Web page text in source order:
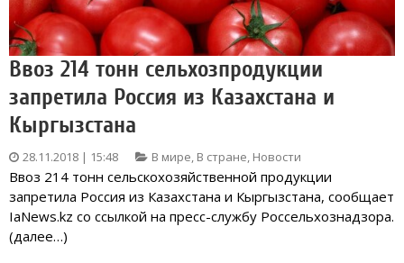
Ввоз 214 тонн сельхозпродукции
запретила Россия из Казахстана и
Кыргызстана
28.11.2018 | 15:48 В мире, В стране, Новости
Ввоз 214 тонн сельскохозяйственной продукции
запретила Россия из Казахстана и Кыргызстана, сообщает
IaNews.kz со ссылкой на пресс-службу Россельхознадзора.
(далее…)